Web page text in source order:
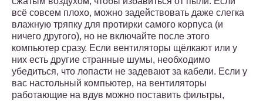
всё совсем плохо, можно задействовать даже слегка
влажную тряпку для протирки самого корпуса (и
ничего другого), но не включайте после этого
компьютер сразу. Если вентиляторы щёлкают или у
них есть другие странные шумы, необходимо
убедиться, что лопасти не задевают за кабели. Если у
вас настольный компьютер, на вентиляторы
работающие на вдув можно поставить фильтры,